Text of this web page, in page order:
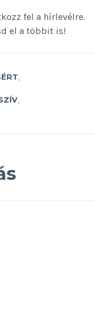
fel a hírlevélre.
el a többit is!
,